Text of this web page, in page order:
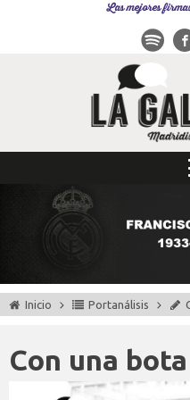
Las mejores
Inicio Portanálisis
Con una